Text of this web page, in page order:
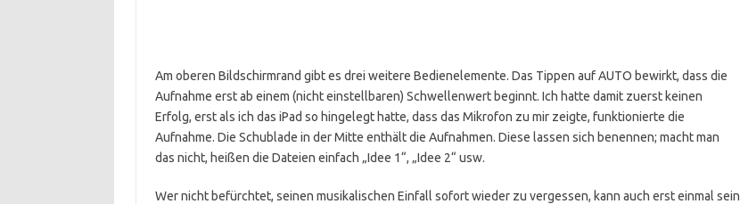
Am oberen Bildschirmrand gibt es drei weitere Bedienelemente. Das Tippen auf AUTO bewirkt, dass die
Aufnahme erst ab einem (nicht einstellbaren) Schwellenwert beginnt. Ich hatte damit zuerst keinen
Erfolg, erst als ich das iPad so hingelegt hatte, dass das Mikrofon zu mir zeigte, funktionierte die
Aufnahme. Die Schublade in der Mitte enthält die Aufnahmen. Diese lassen sich benennen; macht man
das nicht, heißen die Dateien einfach „Idee 1“, „Idee 2“ usw.
Wer nicht befürchtet, seinen musikalischen Einfall sofort wieder zu vergessen, kann auch erst einmal sein